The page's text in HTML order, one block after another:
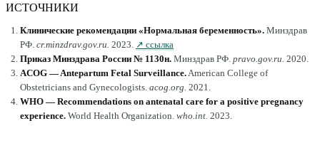
ИСТОЧНИКИ
Клинические рекомендации «Нормальная беременность». Минздрав
РФ cr.minzdrav.gov.ru 2023 ↗ ссылка
Приказ Минздрава России № 1130н. Минздрав РФ pravo.gov.ru 2020
ACOG — Antepartum Fetal Surveillance. American College of
Obstetricians and Gynecologists acog.org 2021
WHO — Recommendations on antenatal care for a positive pregnancy
experience. World Health Organization who.int 2023